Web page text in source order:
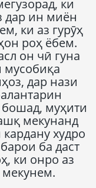
ки
дар ин миён
ки аз гурӯҳ
роҳ ёбем.
он чӣ гуна
дар нази
бошад, муҳити
мекунанд
худро
ба даст
ки онро аз